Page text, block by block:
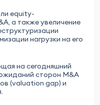
equity-
а также увеличение
нагрузки на его
на сегодняшний
сторон M&A
(valuation gap) и